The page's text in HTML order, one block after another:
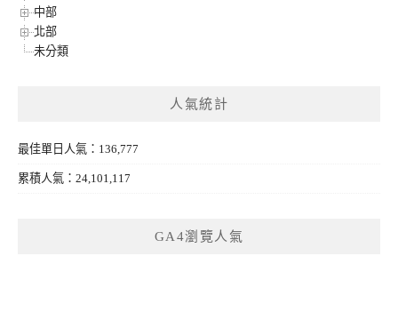
中部
北部
未分類
人氣統計
最佳單日人氣：136,777
累積人氣：24,101,117
GA4瀏覽人氣